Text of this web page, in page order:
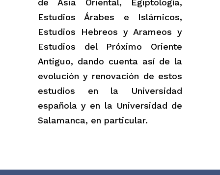
Estudios Árabes e Islámicos,
Estudios Hebreos y Arameos y
Estudios del Próximo Oriente
Antiguo, dando cuenta así de la
evolución y renovación de estos
estudios en la Universidad
española y en la Universidad de
Salamanca, en particular.